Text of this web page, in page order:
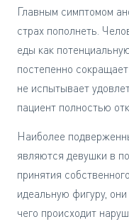
Главным симптомом
страх пополнеть.
еды как
постепенно
не испытывает
пациент полностью
Наиболее
являются девушки в
принятия
идеальную фигуру,
чего происходит